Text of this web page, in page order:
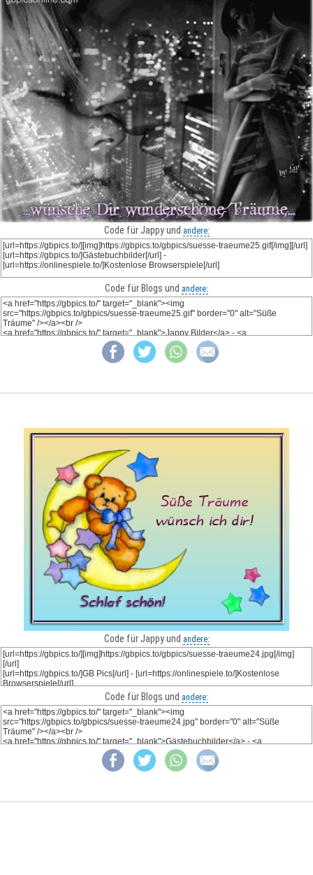
Code für Jappy und andere:
Code für Blogs und andere:
Code für Jappy und andere:
Code für Blogs und andere: